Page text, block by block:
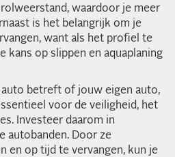
waardoor je meer
is het belangrijk om je
want als het profiel te
kans op slippen en aquaplaning
auto betreft of jouw eigen auto,
voor de veiligheid, het
Investeer daarom in
autobanden. Door ze
en op tijd te vervangen, kun je